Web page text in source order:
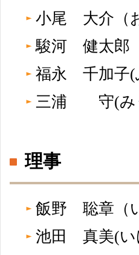
小尾 大介
駿河 健太郎
福永 千加
三浦 守(み
理事
飯野 聡章
池田 真美(